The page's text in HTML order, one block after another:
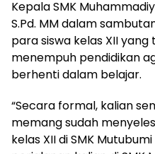
Kepala SMK
S.Pd. MM dalam
para siswa kelas XII
menempuh pendidikan
berhenti dalam belajar.
“Secara formal, kalian
memang sudah
kelas XII di SMK